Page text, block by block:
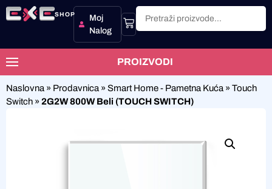
SHOP
Moj
Nalog
PROIZVODI
Naslovna » Prodavnica » Smart Home - Pametna Kuća » Touch
Switch » 2G2W 800W Beli (TOUCH SWITCH)